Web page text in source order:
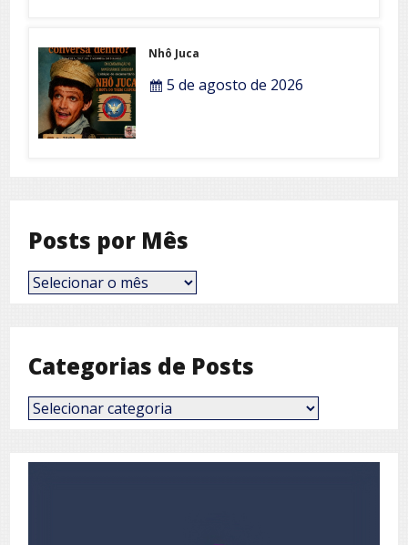
Nhô Juca
5 de agosto de 2026
Posts por Mês
Posts
por
Categorias de Posts
Categorias
de